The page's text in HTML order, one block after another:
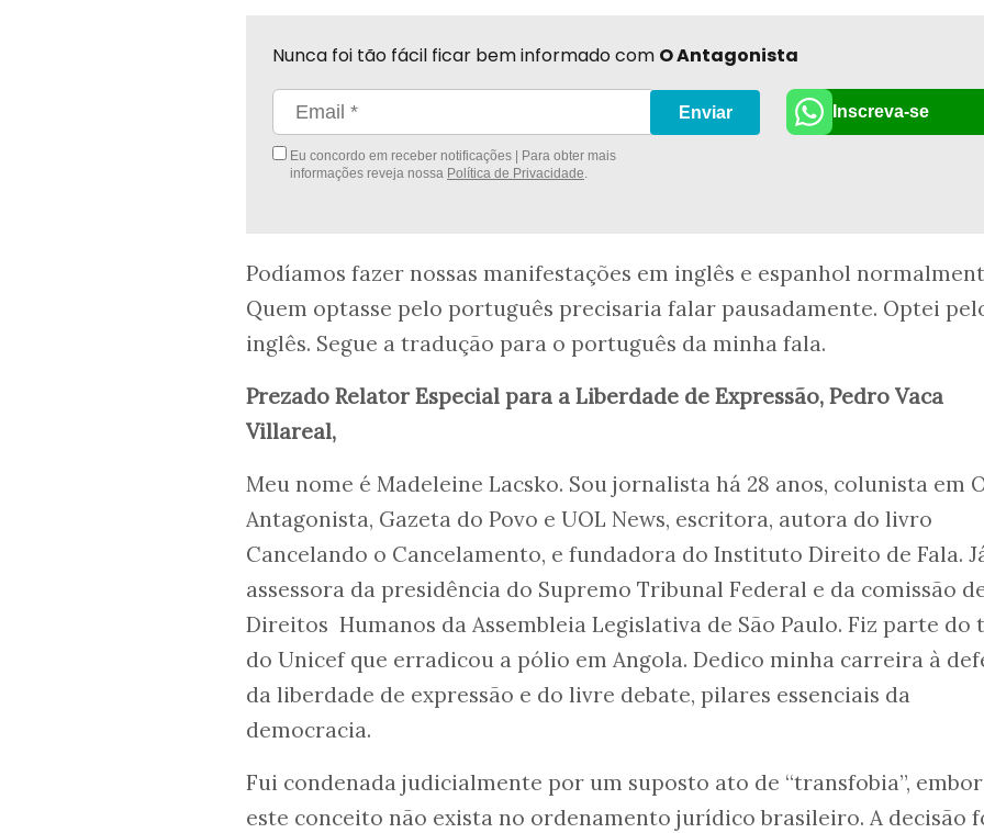
Nunca foi tão fácil ficar bem informado com O Antagonista
Eu concordo em receber notificações | Para obter mais
informações reveja nossa Política de Privacidade.
Enviar Inscreva-se
Podíamos fazer nossas manifestações em inglês e espanhol
Quem optasse pelo português precisaria falar pausadamente. Optei
inglês. Segue a tradução para o português da minha fala.
Prezado Relator Especial para a Liberdade de Expressão, Pedro Vaca
Villareal,
Meu nome é Madeleine Lacsko. Sou jornalista há 28 anos, colunista em
Antagonista, Gazeta do Povo e UOL News, escritora, autora do livro
Cancelando o Cancelamento, e fundadora do Instituto Direito de Fala.
assessora da presidência do Supremo Tribunal Federal e da comissão
Direitos Humanos da Assembleia Legislativa de São Paulo. Fiz parte do
do Unicef que erradicou a pólio em Angola. Dedico minha carreira à
da liberdade de expressão e do livre debate, pilares essenciais da
democracia.
Fui condenada judicialmente por um suposto ato de “transfobia”,
este conceito não exista no ordenamento jurídico brasileiro. A decisão